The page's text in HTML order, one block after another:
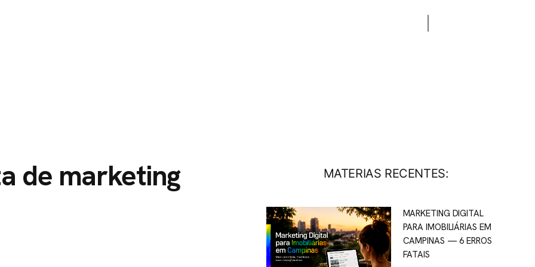
de marketing MATERIAS RECENTES:
MARKETING DIGITAL
PARA IMOBILIÁRIAS EM
CAMPINAS — 6 ERROS
FATAIS